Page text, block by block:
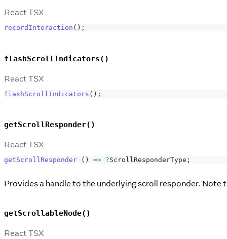
React TSX
recordInteraction ( ) ;
flashScrollIndicators()
React TSX
flashScrollIndicators ( ) ;
getScrollResponder()
React TSX
getScrollResponder ( ) => ?ScrollResponderType ;
Provides a handle to the underlying scroll responder. Note
getScrollableNode()
React TSX